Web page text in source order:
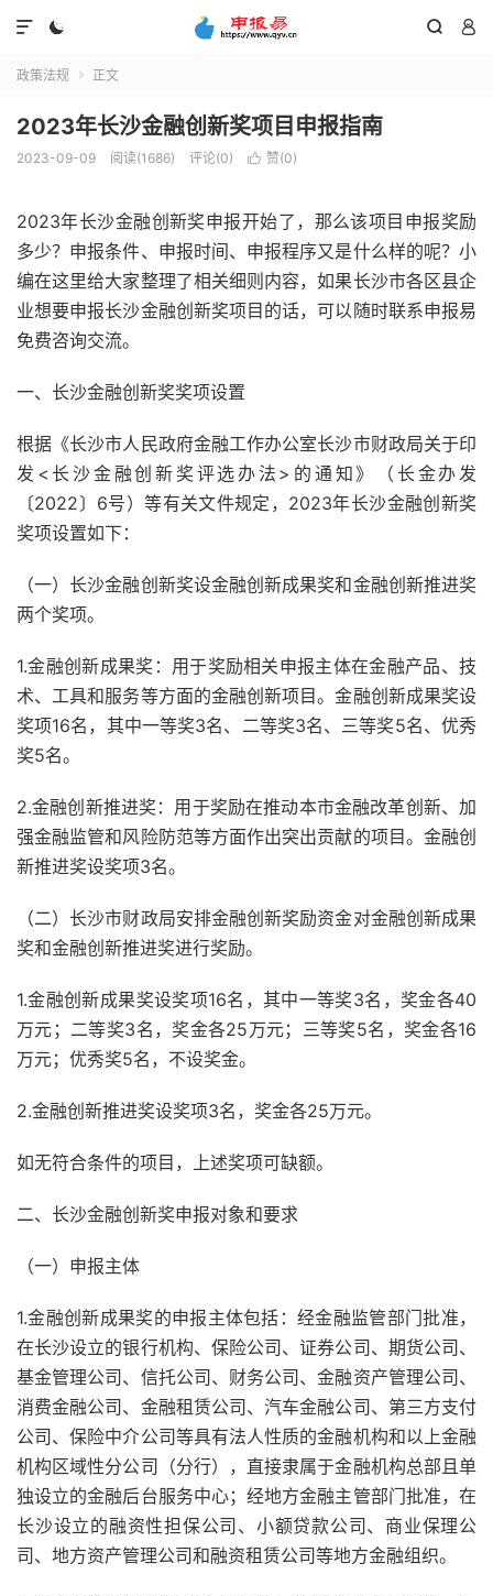
  

政策法规  正文
2023年长沙金融创新奖项目申报指南
2023-09-09 阅读(1686) 评论(0)  赞(0)
2023年长沙金融创新奖申报开始了，那么该项目申报奖励
多少？申报条件、申报时间、申报程序又是什么样的呢？小
编在这里给大家整理了相关细则内容，如果长沙市各区县企
业想要申报长沙金融创新奖项目的话，可以随时联系申报易
免费咨询交流。
一、长沙金融创新奖奖项设置
根据《长沙市人民政府金融工作办公室长沙市财政局关于印
发<长沙金融创新奖评选办法>的通知》（长金办发
〔2022〕6号）等有关文件规定，2023年长沙金融创新奖
奖项设置如下：
（一）长沙金融创新奖设金融创新成果奖和金融创新推进奖
两个奖项。
1.金融创新成果奖：用于奖励相关申报主体在金融产品、技
术、工具和服务等方面的金融创新项目。金融创新成果奖设
奖项16名，其中一等奖3名、二等奖3名、三等奖5名、优秀
奖5名。
2.金融创新推进奖：用于奖励在推动本市金融改革创新、加
强金融监管和风险防范等方面作出突出贡献的项目。金融创
新推进奖设奖项3名。
（二）长沙市财政局安排金融创新奖励资金对金融创新成果
奖和金融创新推进奖进行奖励。
1.金融创新成果奖设奖项16名，其中一等奖3名，奖金各40
万元；二等奖3名，奖金各25万元；三等奖5名，奖金各16
万元；优秀奖5名，不设奖金。
2.金融创新推进奖设奖项3名，奖金各25万元。
如无符合条件的项目，上述奖项可缺额。
二、长沙金融创新奖申报对象和要求
（一）申报主体
1.金融创新成果奖的申报主体包括：经金融监管部门批准，
在长沙设立的银行机构、保险公司、证券公司、期货公司、
基金管理公司、信托公司、财务公司、金融资产管理公司、
消费金融公司、金融租赁公司、汽车金融公司、第三方支付
公司、保险中介公司等具有法人性质的金融机构和以上金融
机构区域性分公司（分行），直接隶属于金融机构总部且单
独设立的金融后台服务中心；经地方金融主管部门批准，在
长沙设立的融资性担保公司、小额贷款公司、商业保理公
司、地方资产管理公司和融资租赁公司等地方金融组织。